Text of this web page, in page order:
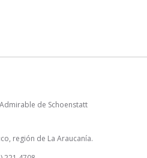
región de La Araucanía.